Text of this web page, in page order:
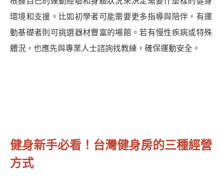
環境和支援。比如初學者可能需要更多指導與陪伴，有運
動基礎者則可挑選器材豐富的場館。若有慢性疾病或特殊
體況，也應先與專業人士諮詢找教練，確保運動安全。
健身新手必看！台灣健身房的三種經營
方式